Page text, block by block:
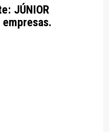
JÚNIOR